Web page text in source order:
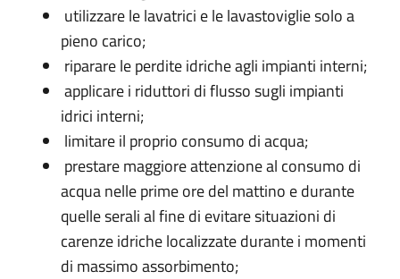
utilizzare le lavatrici e le lavastoviglie solo a
pieno carico;
riparare le perdite idriche agli impianti interni;
applicare i riduttori di flusso sugli impianti
idrici interni;
limitare il proprio consumo di acqua;
prestare maggiore attenzione al consumo di
acqua nelle prime ore del mattino e durante
quelle serali al fine di evitare situazioni di
carenze idriche localizzate durante i momenti
di massimo assorbimento;